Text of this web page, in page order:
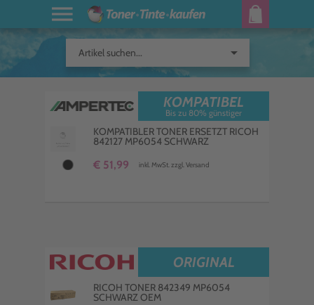
Artikel suchen... arrow_drop_down
KOMPATIBEL
Bis zu 80% günstiger
KOMPATIBLER TONER ERSETZT RICOH
842127 MP6054 SCHWARZ
€ 51,99 inkl. MwSt. zzgl. Versand
ORIGINAL
RICOH TONER 842349 MP6054
SCHWARZ OEM